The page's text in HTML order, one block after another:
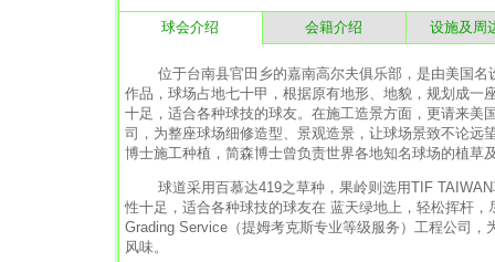
球会介绍 会籍介绍 设施及周
位于台南县官田乡的嘉南高尔夫俱乐部，是由美国名
作品，球场占地七十甲，根据原有地形、地貌，规划成一
十足，适合各种球技的球友。在施工造景方面，更请来
司，为整座球场细修造型、景观造景，让球场景致不论
博士施工种植，简森博士曾负责世界各地知名球场的植草
球道采用百慕达419之草种，果岭则选用TIF TAIWAN
性十足，适合各种球技的球友在 蓝天绿地上，轻松挥杆
Grading Service（提姆考克斯专业等级服务）工程公司
风味。